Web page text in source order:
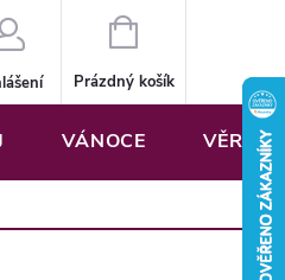
NÁKUPNÍ
Prázdný košík
VÁNOCE